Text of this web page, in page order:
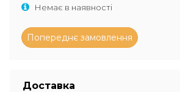
Немає в наявності
Доставка